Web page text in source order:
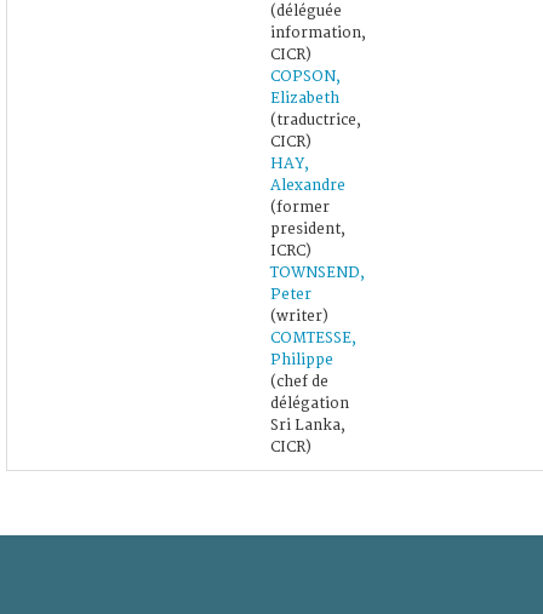
(déléguée
information,
CICR)
COPSON,
Elizabeth
(traductrice,
CICR)
HAY,
Alexandre
(former
president,
ICRC)
TOWNSEND,
Peter
(writer)
COMTESSE,
Philippe
(chef de
délégation
Sri Lanka,
CICR)